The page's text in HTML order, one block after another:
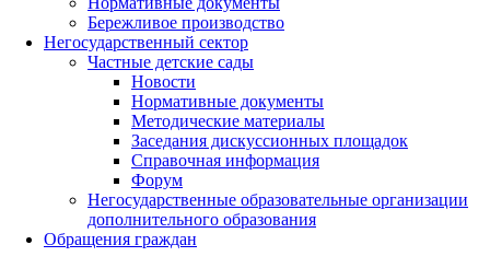
Бережливое производство
Негосударственный сектор
Частные детские сады
Новости
Нормативные документы
Методические материалы
Заседания дискуссионных площадок
Справочная информация
Форум
Негосударственные образовательные организации
дополнительного образования
Обращения граждан